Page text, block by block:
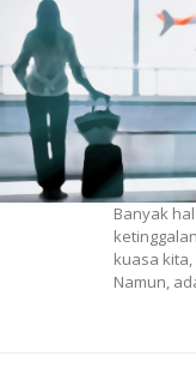
Banyak
kuasa
Namun,